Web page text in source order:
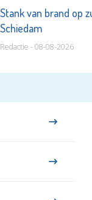
Stank van brand op
Schiedam